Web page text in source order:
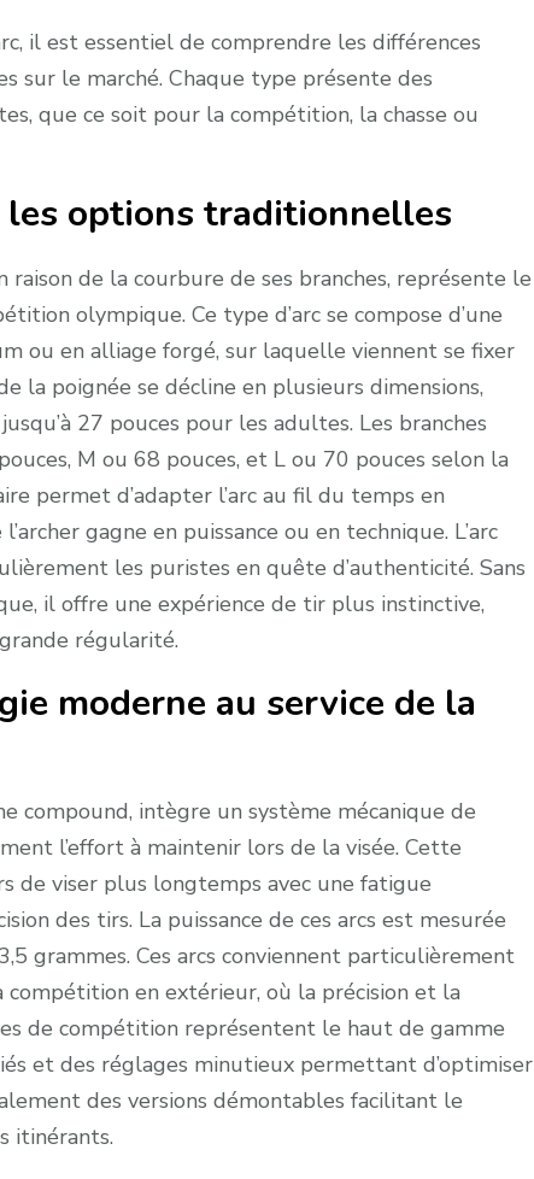
il est essentiel de comprendre les différences
sur le marché. Chaque type présente des
que ce soit pour la compétition, la chasse ou
options traditionnelles
raison de la courbure de ses branches, représente le
olympique. Ce type d’arc se compose d’une
ou en alliage forgé, sur laquelle viennent se fixer
la poignée se décline en plusieurs dimensions,
27 pouces pour les adultes. Les branches
M ou 68 pouces, et L ou 70 pouces selon la
permet d’adapter l’arc au fil du temps en
gagne en puissance ou en technique. L’arc
les puristes en quête d’authenticité. Sans
il offre une expérience de tir plus instinctive,
régularité.
moderne au service de la
compound, intègre un système mécanique de
l’effort à maintenir lors de la visée. Cette
de viser plus longtemps avec une fatigue
des tirs. La puissance de ces arcs est mesurée
grammes. Ces arcs conviennent particulièrement
en extérieur, où la précision et la
de compétition représentent le haut de gamme
et des réglages minutieux permettant d’optimiser
des versions démontables facilitant le
itinérants.